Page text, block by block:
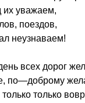
их уважаем,
поездов,
неузнаваем!
всех дорог
по—доброму
только